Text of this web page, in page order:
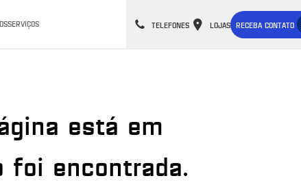
SERVIÇOS TELEFONES LOJAS RECEBA CONTATO
está em
foi encontrada.